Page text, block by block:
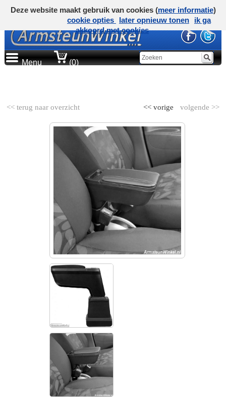
Menu (0)
<< terug naar overzicht volgende >>
<< vorige
Deze website maakt gebruik van cookies (meer informatie)
cookie opties
later opnieuw tonen
ik ga
akkoord met cookies